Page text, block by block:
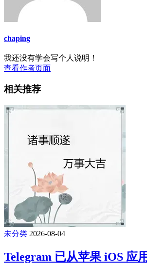
chaping
我还没有学会写个人说明！
查看作者页面
相关推荐
未分类 2026-08-04
Telegram 已从苹果 iOS 应